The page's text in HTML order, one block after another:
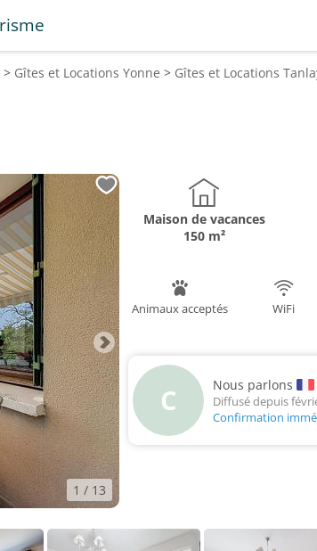
> Gîtes et Locations Yonne > Gîtes et Locations
1 / 13
Maison de vacances
150 m²
Animaux acceptés WiFi
C Nous parlons
Diffusé depuis
Confirmation